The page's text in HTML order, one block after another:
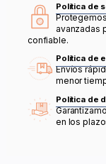
Política de
avanzadas
confiable.
Política de
Envíos
menor
Política de
en los